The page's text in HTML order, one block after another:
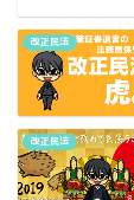
改正民法
改正民法